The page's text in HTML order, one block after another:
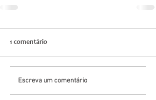
1 comentário
Escreva um comentário